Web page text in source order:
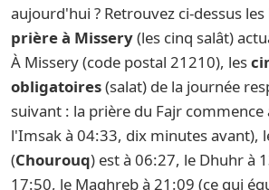
aujourd'hui ? Retrouvez ci-dessus les
prière à Missery(les cinq salât)
À Missery (code postal 21210), les
obligatoires(salat) de la journée
suivant : la prière du Fajr commence
l'Imsak à 04:33, dix minutes avant),
(Chourouq) est à 06:27, le Dhuhr à
17:50, le Maghreb à 21:09 (ce qui